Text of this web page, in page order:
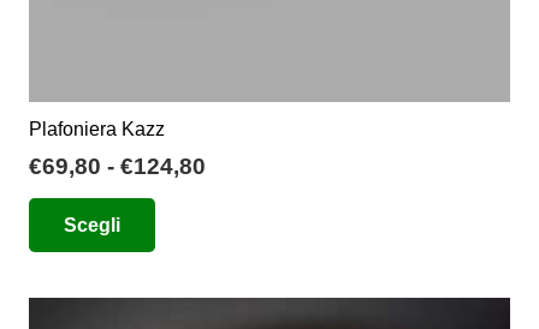
Plafoniera Kazz
€69,80 - €124,80
Scegli
più